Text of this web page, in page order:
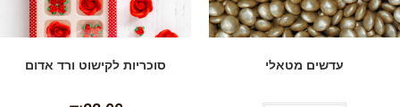
עדשים מטאלי סוכריות לקישוט ורד אדום